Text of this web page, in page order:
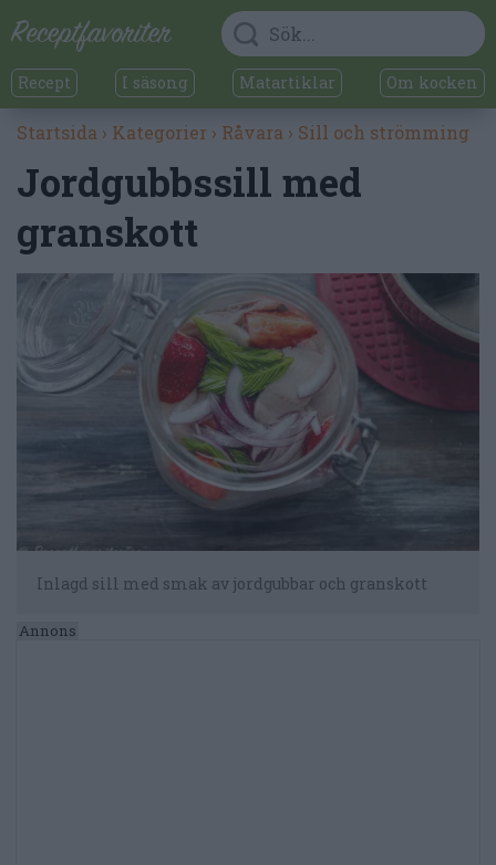
Recept I säsong Matartiklar Om kocken
Startsida › Kategorier › Råvara › Sill och strömming
Jordgubbssill med
granskott
Inlagd sill med smak av jordgubbar och granskott